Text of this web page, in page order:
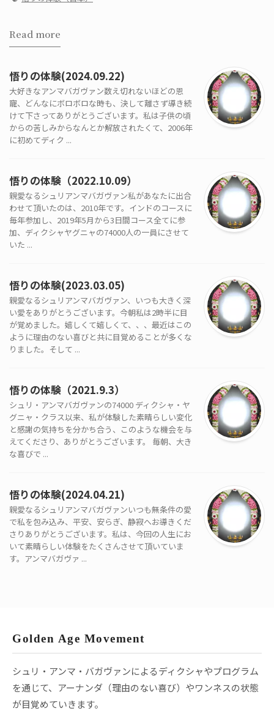
Read more
悟りの体験(2024.09.22)
大好きなアンマバガヴァン数え切れないほどの恩
寵、どんなにボロボロな時も、決して離さず導き続
けて下さってありがとうございます。私は子供の頃
からの苦しみからなんとか解放されたくて、2006年
に初めてディク ...
悟りの体験（2022.10.09）
親愛なるシュリアンマバガヴァン私があなたに出合
わせて頂いたのは、2010年です。インドのコースに
毎年参加し、2019年5月から3日間コース全てに参
加、ディクシャヤグニャの74000人の一員にさせて
いた ...
悟りの体験(2023.03.05)
親愛なるシュリアンマバガヴァン、いつも大きく深
い愛をありがとうございます。今朝私は2時半に目
が覚めました。嬉しくて嬉しくて、、、最近はこの
ように理由のない喜びと共に目覚めることが多くな
りました。そして ...
悟りの体験（2021.9.3）
シュリ・アンマバガヴァンの74000 ディクシャ・ヤ
グニャ・クラス以来、私が体験した素晴らしい変化
と感謝の気持ちを分かち合う、このような機会を与
えてくださり、ありがとうございます。 毎朝、大き
な喜びで ...
悟りの体験(2024.04.21)
親愛なるシュリアンマバガヴァンいつも無条件の愛
で私を包み込み、平安、安らぎ、静寂へお導きくだ
さりありがとうございます。私は、今回の人生にお
いて素晴らしい体験をたくさんさせて頂いていま
す。アンマバガヴァ ...
Golden Age Movement
シュリ・アンマ・バガヴァンによるディクシャやプログラム
を通じて、アーナンダ（理由のない喜び）やワンネスの状態
が目覚めていきます。